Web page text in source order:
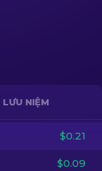
VI
LƯU NIỆM
$0.21
$0.09